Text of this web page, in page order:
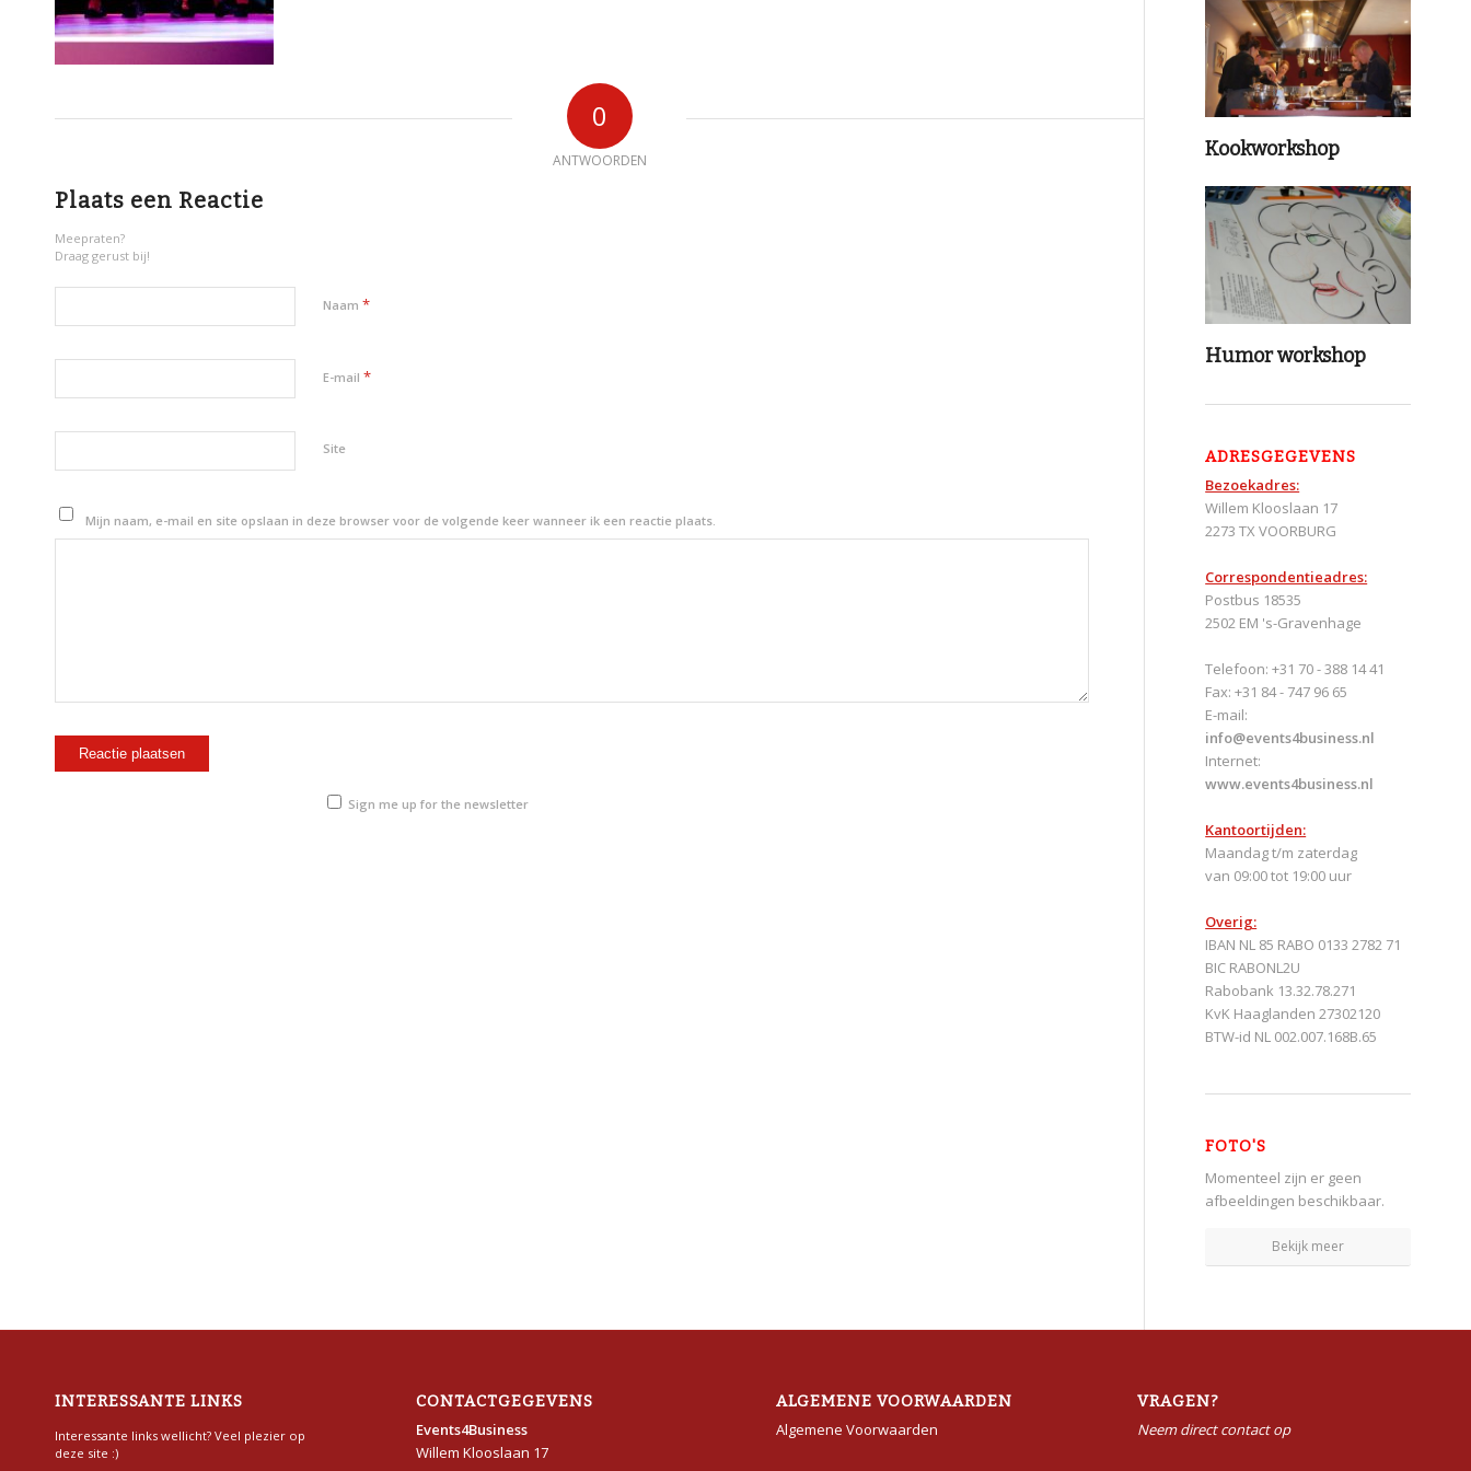
0
ANTWOORDEN
Plaats een Reactie
Meepraten?
Draag gerust bij!
Naam *
E-mail *
Site
Mijn naam, e-mail en site opslaan in deze browser voor de volgende keer wanneer ik een reactie plaats.
Sign me up for the newsletter
Kookworkshop
Humor workshop
ADRESGEGEVENS
Bezoekadres:
Willem Klooslaan 17
2273 TX VOORBURG
Correspondentieadres:
Postbus 18535
2502 EM 's-Gravenhage
Telefoon: +31 70 - 388 14 41
Fax: +31 84 - 747 96 65
E-mail:
info@events4business.nl
Internet:
www.events4business.nl
Kantoortijden:
Maandag t/m zaterdag
van 09:00 tot 19:00 uur
Overig:
IBAN NL 85 RABO 0133 2782 71
BIC RABONL2U
Rabobank 13.32.78.271
KvK Haaglanden 27302120
BTW-id NL 002.007.168B.65
FOTO'S
Momenteel zijn er geen
afbeeldingen beschikbaar.
Bekijk meer
INTERESSANTE LINKS
Interessante links wellicht? Veel plezier op
deze site :)
CONTACTGEGEVENS
Events4Business
Willem Klooslaan 17
ALGEMENE VOORWAARDEN
Algemene Voorwaarden
VRAGEN?
Neem direct contact op